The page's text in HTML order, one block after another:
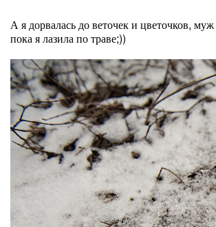
А я дорвалась до веточек и цветочков,
пока я лазила по траве;))